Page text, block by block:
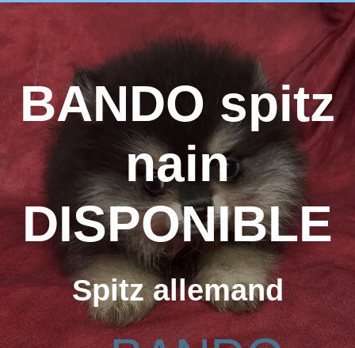
BANDO spitz
nain
DISPONIBLE
Spitz allemand